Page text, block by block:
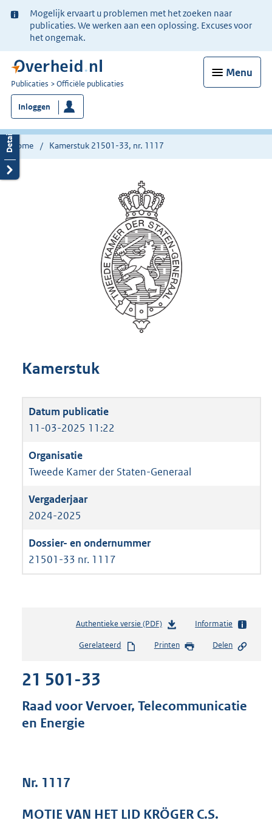
Ter
informatie:
Mogelijk ervaart u problemen met het zoeken naar
publicaties. We werken aan een oplossing. Excuses voor
het ongemak.
Menu
U
bent
nu
hier:
Publicaties Officiële publicaties
Inloggen
Home Kamerstuk 21501-33, nr. 1117
Kamerstuk
11-03-2025 11:22
Tweede Kamer der Staten-Generaal
2024-2025
21501-33 nr. 1117
Authentieke versie (PDF)b
s
s
:
Informatie
Gerelateerd Printen Delen
21 501-33
Raad voor Vervoer, Telecommunicatie
en Energie
Nr. 1117
MOTIE VAN HET LID KRÖGER C.S.